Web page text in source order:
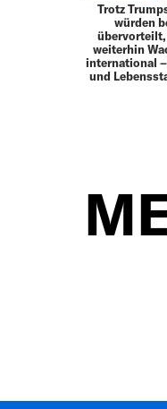
Trotz
würden
weiterhin
international
und